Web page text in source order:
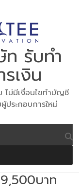
ท รับทำ
เงิน
ไม่มีเงื่อนไขทำบัญชี
ระกอบการใหม่
บาท